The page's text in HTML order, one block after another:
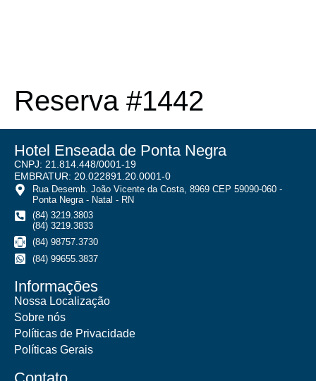
Reserva #1442
Hotel Enseada de Ponta Negra
CNPJ: 21.814.448/0001-19
EMBRATUR: 20.022891.20.0001-0
Rua Desemb. João Vicente da Costa, 8969 CEP 59090-060 -
Ponta Negra - Natal - RN
(84) 3219.3803
(84) 3219.3833
(84) 98757.3730
(84) 99655.3837
Informações
Nossa Localização
Sobre nós
Políticas de Privacidade
Políticas Gerais